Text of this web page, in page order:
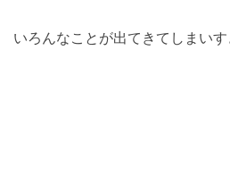
いろんなことが出てきてしまい